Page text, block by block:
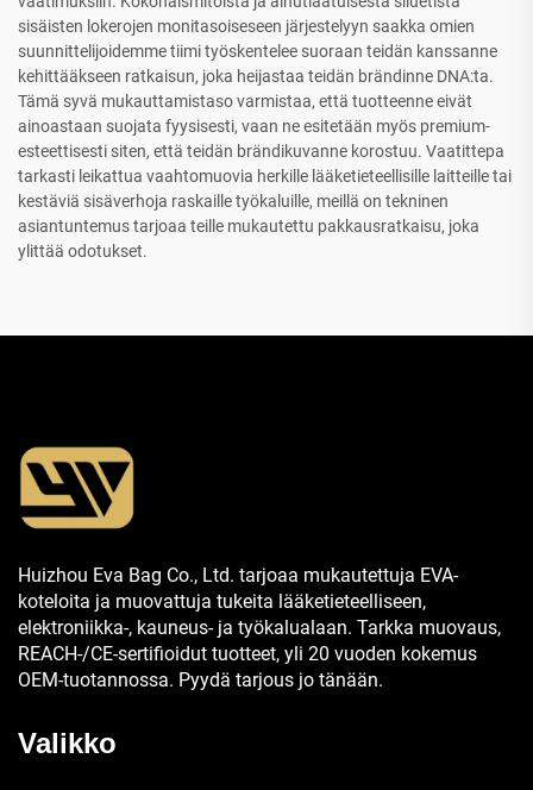
sisäisten lokerojen monitasoiseseen järjestelyyn saakka omien
suunnittelijoidemme tiimi työskentelee suoraan teidän kanssanne
kehittääkseen ratkaisun, joka heijastaa teidän brändinne DNA:ta.
Tämä syvä mukauttamistaso varmistaa, että tuotteenne eivät
ainoastaan suojata fyysisesti, vaan ne esitetään myös premium-
esteettisesti siten, että teidän brändikuvanne korostuu. Vaatittepa
tarkasti leikattua vaahtomuovia herkille lääketieteellisille laitteille tai
kestäviä sisäverhoja raskaille työkaluille, meillä on tekninen
asiantuntemus tarjoaa teille mukautettu pakkausratkaisu, joka
ylittää odotukset.
Huizhou Eva Bag Co., Ltd. tarjoaa mukautettuja EVA-
koteloita ja muovattuja tukeita lääketieteelliseen,
elektroniikka-, kauneus- ja työkalualaan. Tarkka muovaus,
REACH-/CE-sertifioidut tuotteet, yli 20 vuoden kokemus
OEM-tuotannossa. Pyydä tarjous jo tänään.
Valikko